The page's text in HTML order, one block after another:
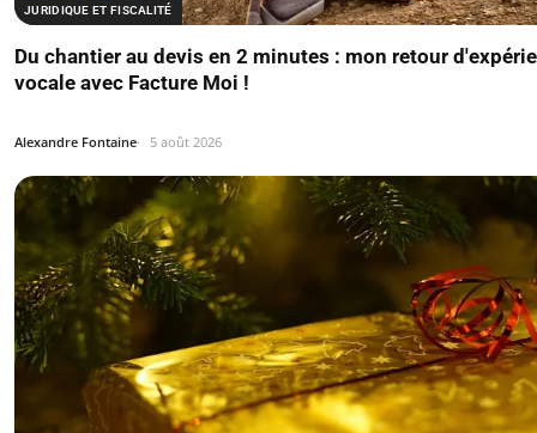
JURIDIQUE ET FISCALITÉ
Du chantier au devis en 2 minutes : mon retour
vocale avec Facture Moi !
Alexandre Fontaine 5 août 2026